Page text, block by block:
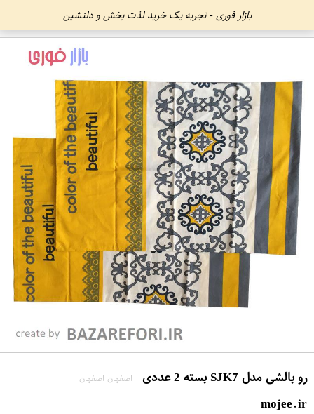
بازار فوری - تجربه یک خرید لذت بخش و دلنشین
رو بالشی مدل SJK7 بسته 2 عددی اصفهان اصفهان
mojee.ir